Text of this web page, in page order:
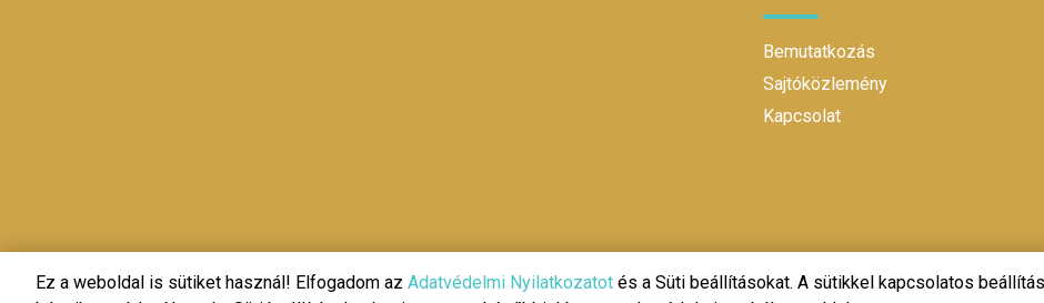
Bemutatkozás
Sajtóközlemény
Kapcsolat
Ez a weboldal is sütiket használ! Elfogadom az Adatvédelmi Nyilatkozatot és a Süti beállításokat. A sütikkel kapcsolatos